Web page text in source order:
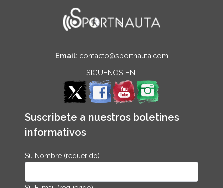
Email: contacto@sportnauta.com
SIGUENOS EN:
Suscribete a nuestros boletines
informativos
Su Nombre (requerido)